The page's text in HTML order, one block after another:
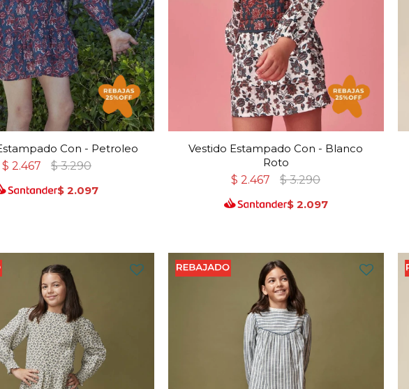
Con - Petroleo
$ 2.467 $ 3.290
$ 2.097
Vestido Estampado Con - Blanco
Roto
$ 2.467 $ 3.290
$ 2.097